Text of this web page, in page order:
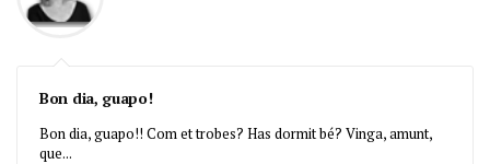
Bon dia, guapo!
Bon dia, guapo!! Com et trobes? Has dormit bé? Vinga, amunt,
que...